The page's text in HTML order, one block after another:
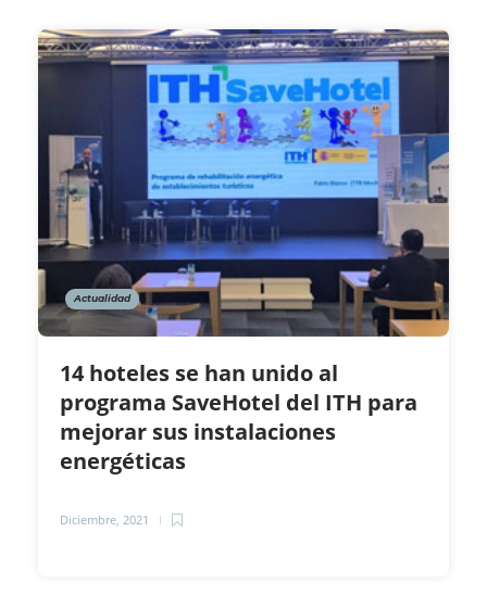
Actualidad
14 hoteles se han unido al
programa SaveHotel del ITH para
mejorar sus instalaciones
energéticas
Diciembre, 2021